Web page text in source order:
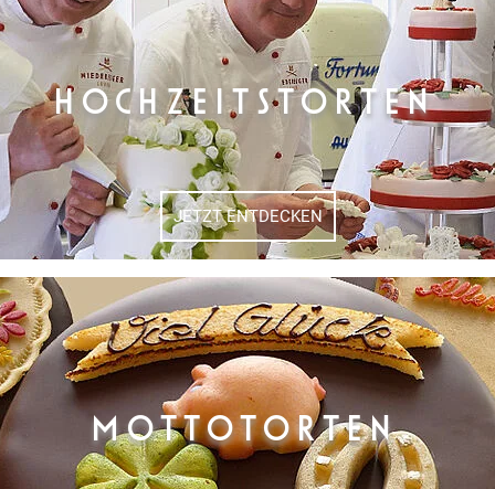
HOCHZEITSTORTEN
JETZT ENTDECKEN
MOTTOTORTEN